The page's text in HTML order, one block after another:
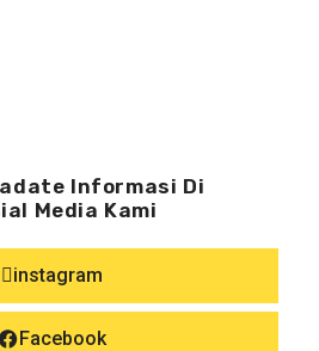
Informasi Di
Media Kami
instagram
Facebook